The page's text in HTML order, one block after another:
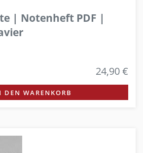
| Notenheft PDF |
24,90 €
DEN WARENKORB